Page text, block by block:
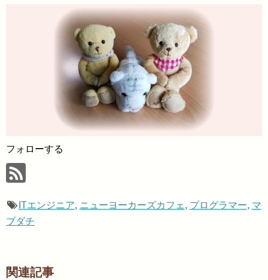
フォローする
ITエンジニア, ニューヨーカーズカフェ , プログラマー, マ
ブダチ
関連記事